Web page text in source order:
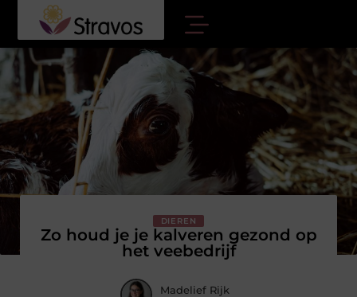
DIEREN
Zo houd je je kalveren gezond op
het veebedrijf
Madelief Rijk